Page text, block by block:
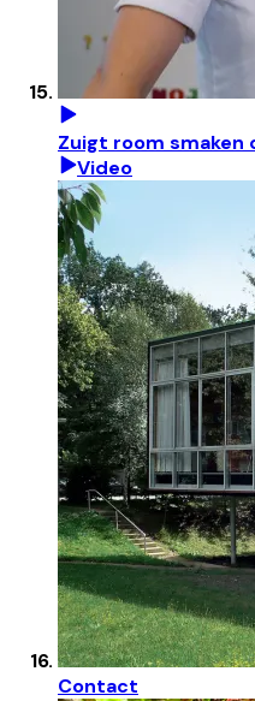
Zuigt room smaken
Video
Contact